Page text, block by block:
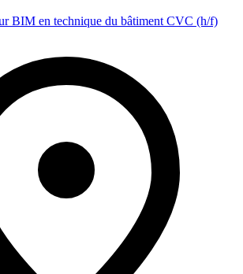
BIM en technique du bâtiment CVC (h/f)